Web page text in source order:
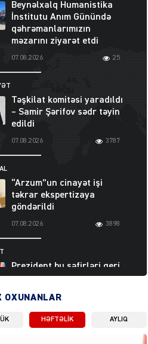
Beynəlxalq Humanistika
İnstitutu Anım Günündə
qəhrəmanlarımızın
məzarını ziyarət etdi
07.08.2026 25
Təşkilat komitəsi yaradıldı
– Samir Şərifov sədr təyin
edildi
07.08.2026 3787
“Arzum”un cinayət işi
təkrar ekspertizaya
göndərildi
07.08.2026 3898
Prezident bu səfirləri geri
çağırdı – Abel
OXUNANLAR
HƏFTƏLIK AYLIQ